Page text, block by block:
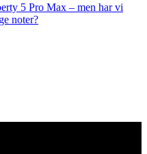
5 Pro Max – men har vi
noter?